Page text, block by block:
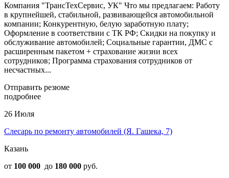
Компания "ТрансТехСервис, УК" Что мы предлагаем: Работу
в крупнейшей, стабильной, развивающейся автомобильной
компании; Конкурентную, белую заработную плату;
Оформление в соответствии с ТК РФ; Скидки на покупку и
обслуживание автомобилей; Социальные гарантии, ДМС с
расширенным пакетом + страхование жизни всех
сотрудников; Программа страхования сотрудников от
несчастных...
Отправить резюме
подробнее
26 Июля
Слесарь по ремонту автомобилей (Я. Гашека, 7)
Казань
от 100 000 до 180 000 руб.